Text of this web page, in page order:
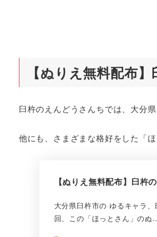
【ぬりえ無料配布
臼杵のえんどうさんちでは、大分
他にも、さまざまな格好をした「
【ぬりえ無料配布】臼杵
大分県臼杵市の ゆるキャラ
回、この「ほっとさん」のぬ